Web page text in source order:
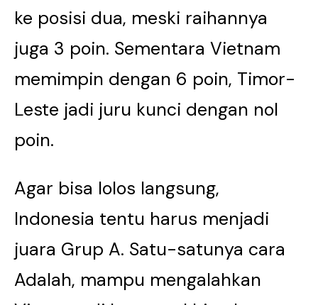
ke posisi dua, meski raihannya
juga 3 poin. Sementara Vietnam
memimpin dengan 6 poin, Timor-
Leste jadi juru kunci dengan nol
poin.
Agar bisa lolos langsung,
Indonesia tentu harus menjadi
juara Grup A. Satu-satunya cara
Adalah, mampu mengalahkan